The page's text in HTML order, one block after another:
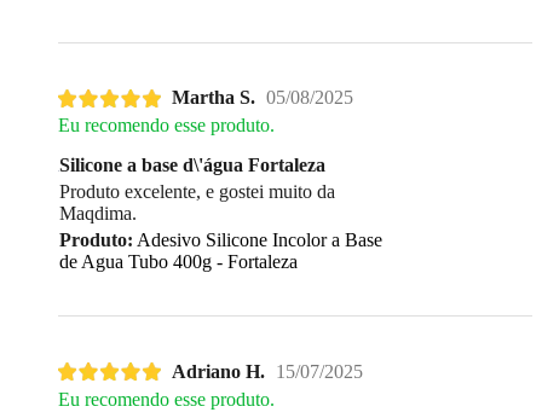
Martha S. 05/08/2025
Eu recomendo esse produto.
Silicone a base d\'água Fortaleza
Produto excelente, e gostei muito da
Maqdima.
Produto: Adesivo Silicone Incolor a Base
de Agua Tubo 400g - Fortaleza
Adriano H. 15/07/2025
Eu recomendo esse produto.